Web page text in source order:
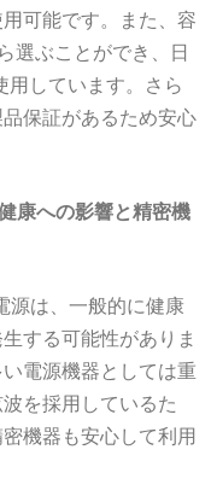
可能です。また、容
選ぶことができ、日
しています。さら
保証があるため安心
康への影響と精密機
源は、一般的に健康
する可能性がありま
電源機器としては重
を採用しているた
機器も安心して利用